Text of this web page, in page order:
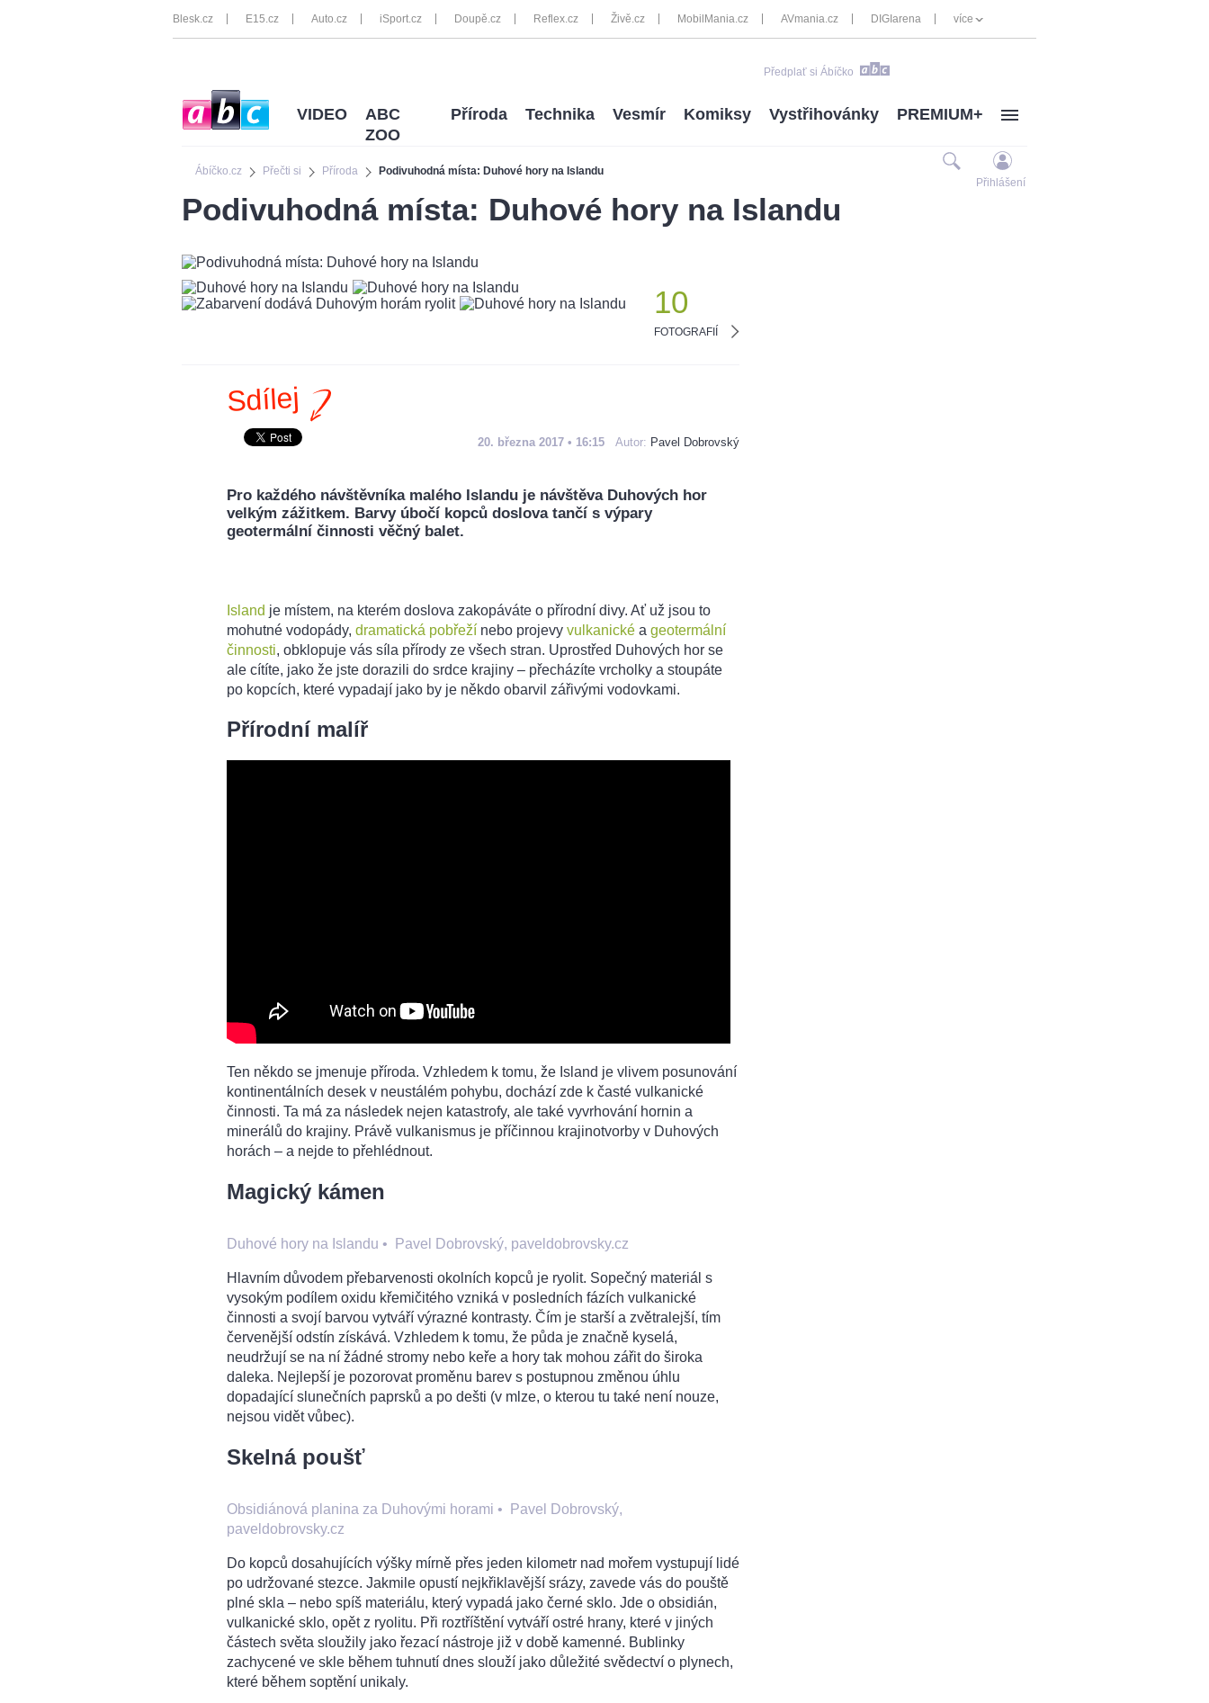
Blesk.cz E15.cz Auto.cz iSport.cz Doupě.cz Reflex.cz Živě.cz MobilMania.cz AVmania.cz DIGIarena více
Předplať si Ábíčko
Ábíčko.cz Přečti si Příroda Podivuhodná místa: Duhové hory na Islandu
VIDEO
ABC
ZOO
Příroda Technika Vesmír Komiksy Vystřihovánky PREMIUM+
Přihlášení
Podivuhodná místa: Duhové hory na Islandu
10
FOTOGRAFIÍ
Sdílej
20. března 2017 • 16:15 Autor: Pavel Dobrovský
Pro každého návštěvníka malého Islandu je návštěva Duhových hor
velkým zážitkem. Barvy úbočí kopců doslova tančí s výpary
geotermální činnosti věčný balet.
Island je místem, na kterém doslova zakopáváte o přírodní divy. Ať už jsou to
mohutné vodopády, dramatická pobřeží nebo projevy vulkanické a geotermální
činnosti, obklopuje vás síla přírody ze všech stran. Uprostřed Duhových hor se
ale cítíte, jako že jste dorazili do srdce krajiny – přecházíte vrcholky a stoupáte
po kopcích, které vypadají jako by je někdo obarvil zářivými vodovkami.
Přírodní malíř
Ten někdo se jmenuje příroda. Vzhledem k tomu, že Island je vlivem posunování
kontinentálních desek v neustálém pohybu, dochází zde k časté vulkanické
činnosti. Ta má za následek nejen katastrofy, ale také vyvrhování hornin a
minerálů do krajiny. Právě vulkanismus je příčinnou krajinotvorby v Duhových
horách – a nejde to přehlédnout.
Magický kámen
Duhové hory na Islandu • Pavel Dobrovský, paveldobrovsky.cz
Hlavním důvodem přebarvenosti okolních kopců je ryolit. Sopečný materiál s
vysokým podílem oxidu křemičitého vzniká v posledních fázích vulkanické
činnosti a svojí barvou vytváří výrazné kontrasty. Čím je starší a zvětralejší, tím
červenější odstín získává. Vzhledem k tomu, že půda je značně kyselá,
neudržují se na ní žádné stromy nebo keře a hory tak mohou zářit do široka
daleka. Nejlepší je pozorovat proměnu barev s postupnou změnou úhlu
dopadající slunečních paprsků a po dešti (v mlze, o kterou tu také není nouze,
nejsou vidět vůbec).
Skelná poušť
Obsidiánová planina za Duhovými horami •
Pavel Dobrovský,
paveldobrovsky.cz
Do kopců dosahujících výšky mírně přes jeden kilometr nad mořem vystupují lidé
po udržované stezce. Jakmile opustí nejkřiklavější srázy, zavede vás do pouště
plné skla – nebo spíš materiálu, který vypadá jako černé sklo. Jde o obsidián,
vulkanické sklo, opět z ryolitu. Při roztříštění vytváří ostré hrany, které v jiných
částech světa sloužily jako řezací nástroje již v době kamenné. Bublinky
zachycené ve skle během tuhnutí dnes slouží jako důležité svědectví o plynech,
které během soptění unikaly.